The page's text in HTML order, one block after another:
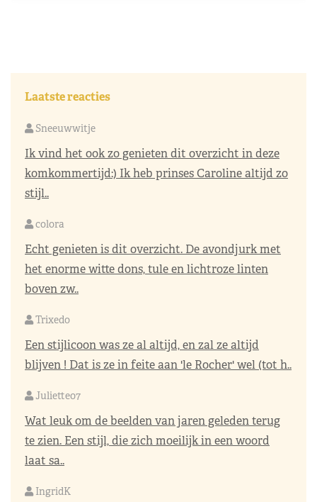
Laatste reacties
Sneeuwwitje
Ik vind het ook zo genieten dit overzicht in deze
komkommertijd:) Ik heb prinses Caroline altijd zo
stijl..
colora
Echt genieten is dit overzicht. De avondjurk met
het enorme witte dons, tule en lichtroze linten
boven zw..
Trixedo
Een stijlicoon was ze al altijd, en zal ze altijd
blijven ! Dat is ze in feite aan 'le Rocher' wel (tot h..
Juliette07
Wat leuk om de beelden van jaren geleden terug
te zien. Een stijl, die zich moeilijk in een woord
laat sa..
IngridK